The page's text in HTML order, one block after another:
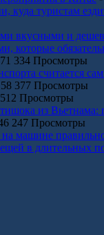
куда туристам
вкусными и
которые
334 Просмотры
считается
377 Просмотры
Просмотры
из Вьетнама:
247 Просмотры
машине
в длительных